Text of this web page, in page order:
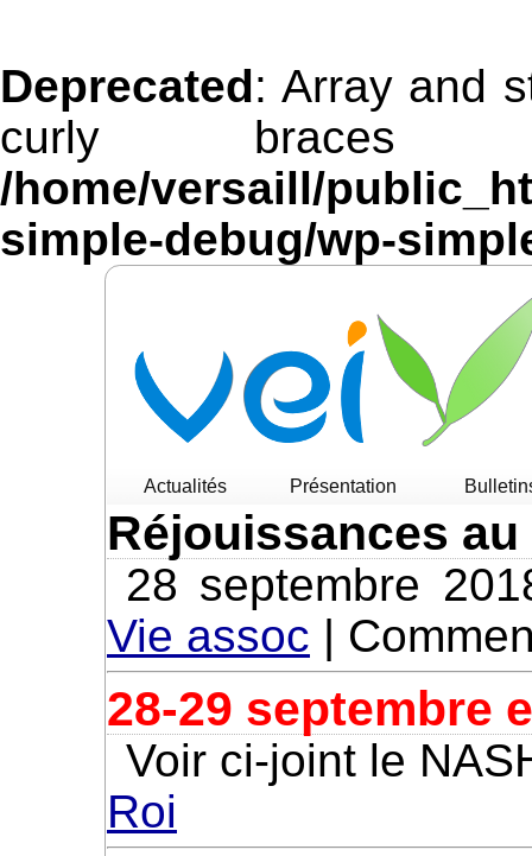
Deprecated: Array and
curly braces
/home/versaill/
simple-debug/wp-
Actualités Présentation
Réjouissances
28 septembre
Vie assoc |
28-29 septembre
Voir ci-joint le
Roi